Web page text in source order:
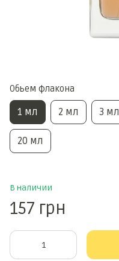
Обьем флакона
1 мл 2 мл 3 мл
20 мл
В наличии
157 грн